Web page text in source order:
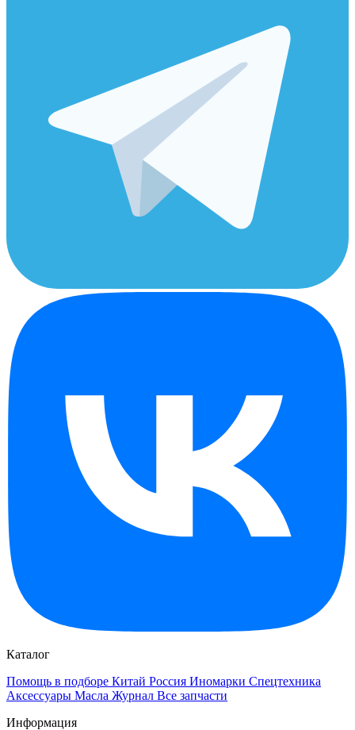
Каталог
Помощь в подборе Китай Россия Иномарки Спецтехника
Аксессуары Масла Журнал Все запчасти
Информация